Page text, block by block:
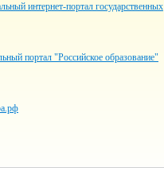
интернет-портал государственных
портал "Российское образование"